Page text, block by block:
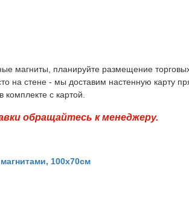
магниты, планируйте размещение
на стене - мы доставим настенную
комплекте с картой.
обращайтесь к менеджеру.
100x70см